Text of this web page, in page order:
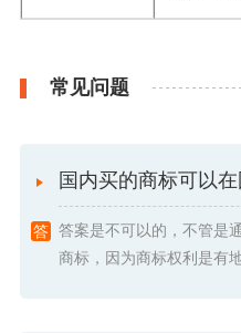
常见问题
国内买的商标可以
答案是不可以的，不管是
商标，因为商标权利是有